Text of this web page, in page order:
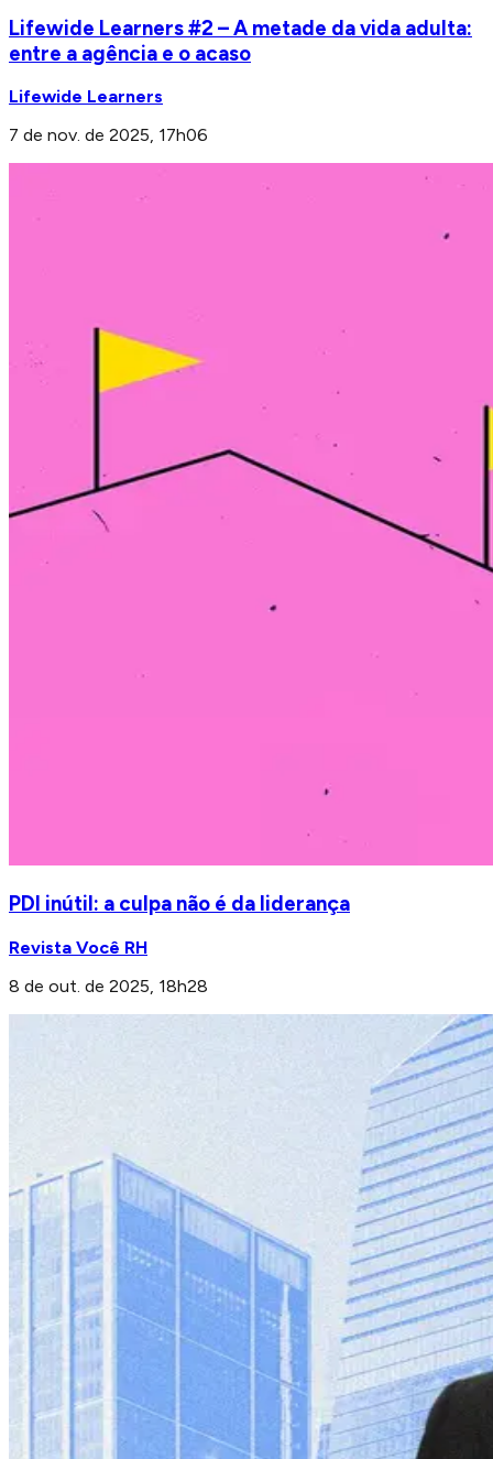
Lifewide Learners #2 – A metade da vida adulta:
entre a agência e o acaso
Lifewide Learners
7 de nov. de 2025, 17h06
PDI inútil: a culpa não é da liderança
Revista Você RH
8 de out. de 2025, 18h28